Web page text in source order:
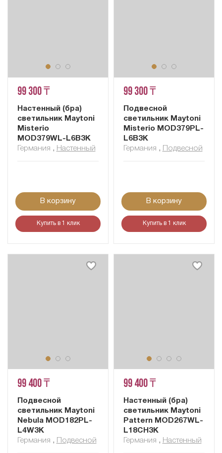
99 300 ₸
Настенный (бра)
светильник Maytoni
Misterio
MOD379WL-L6B3K
Германия , Настенный
В корзину
Купить в 1 клик
99 300 ₸
Подвесной
светильник Maytoni
Misterio MOD379PL-
L6B3K
Германия , Подвесной
В корзину
Купить в 1 клик
99 400 ₸
Подвесной
светильник Maytoni
Nebula MOD182PL-
L4W3K
Германия , Подвесной
99 400 ₸
Настенный (бра)
светильник Maytoni
Pattern MOD267WL-
L18CH3K
Германия , Настенный